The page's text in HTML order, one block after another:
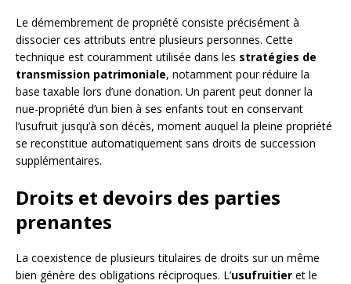
Le démembrement de propriété consiste précisément à
dissocier ces attributs entre plusieurs personnes. Cette
technique est couramment utilisée dans les stratégies de
transmission patrimoniale, notamment pour réduire la
base taxable lors d’une donation. Un parent peut donner la
nue-propriété d’un bien à ses enfants tout en conservant
l’usufruit jusqu’à son décès, moment auquel la pleine propriété
se reconstitue automatiquement sans droits de succession
supplémentaires.
Droits et devoirs des parties
prenantes
La coexistence de plusieurs titulaires de droits sur un même
bien génère des obligations réciproques. L’usufruitier et le